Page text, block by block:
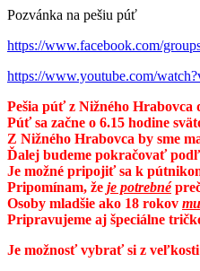
Pozvánka na pešiu púť
https://www.facebook.com/
https://www.youtube.com/
Pešia púť z Nižného Hrabovca
Púť sa začne o 6.15 hodine
Z Nižného Hrabovca by sme
Ďalej budeme pokračovať
Je možné pripojiť sa k
Pripomínam, že je potrebné
Osoby mladšie ako 18 rokov
Pripravujeme aj špeciálne
Je možnosť vybrať si z